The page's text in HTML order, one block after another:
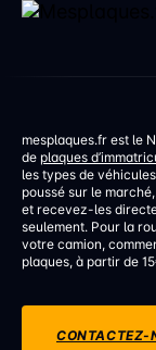
mesplaques.fr est le
de plaques
les types de
poussé sur le
et recevez-les
seulement. Pour la
votre camion,
plaques, à partir de
CONTACTEZ-